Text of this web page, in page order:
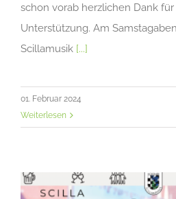
schon vorab herzlichen Dank
Unterstützung. Am
Scillamusik [...]
01. Februar 2024
Weiterlesen